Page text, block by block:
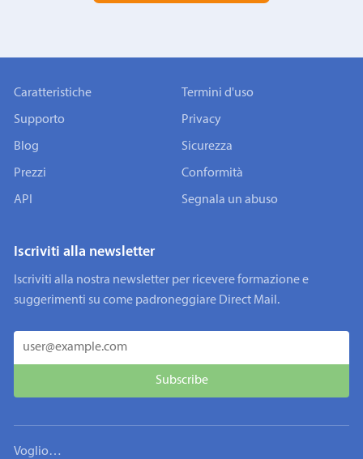
Caratteristiche
Supporto
Blog
Prezzi
API
Termini d'uso
Privacy
Sicurezza
Conformità
Segnala un abuso
Iscriviti alla newsletter
Iscriviti alla nostra newsletter per ricevere formazione e
suggerimenti su come padroneggiare Direct Mail.
Voglio…